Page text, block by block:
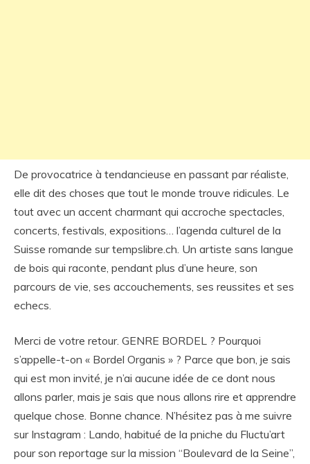
De provocatrice à tendancieuse en passant par réaliste,
elle dit des choses que tout le monde trouve ridicules. Le
tout avec un accent charmant qui accroche spectacles,
concerts, festivals, expositions… l’agenda culturel de la
Suisse romande sur tempslibre.ch. Un artiste sans langue
de bois qui raconte, pendant plus d’une heure, son
parcours de vie, ses accouchements, ses reussites et ses
echecs.
Merci de votre retour. GENRE BORDEL ? Pourquoi
s’appelle-t-on « Bordel Organis » ? Parce que bon, je sais
qui est mon invité, je n’ai aucune idée de ce dont nous
allons parler, mais je sais que nous allons rire et apprendre
quelque chose. Bonne chance. N’hésitez pas à me suivre
sur Instagram : Lando, habitué de la pniche du Fluctu’art
pour son reportage sur la mission “Boulevard de la Seine”,